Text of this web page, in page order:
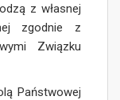
z własnej
zgodnie z
Związku
Państwowej